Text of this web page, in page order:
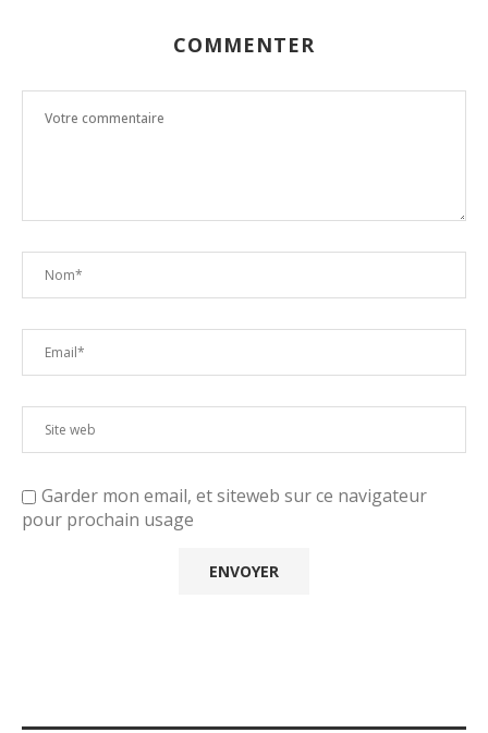
COMMENTER
Garder mon email, et siteweb sur ce navigateur
pour prochain usage